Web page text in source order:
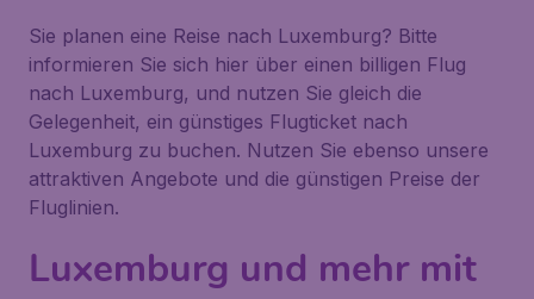
Sie planen eine Reise nach Luxemburg? Bitte
informieren Sie sich hier über einen billigen Flug
nach Luxemburg, und nutzen Sie gleich die
Gelegenheit, ein günstiges Flugticket nach
Luxemburg zu buchen. Nutzen Sie ebenso unsere
attraktiven Angebote und die günstigen Preise der
Fluglinien.
Luxemburg und mehr mit